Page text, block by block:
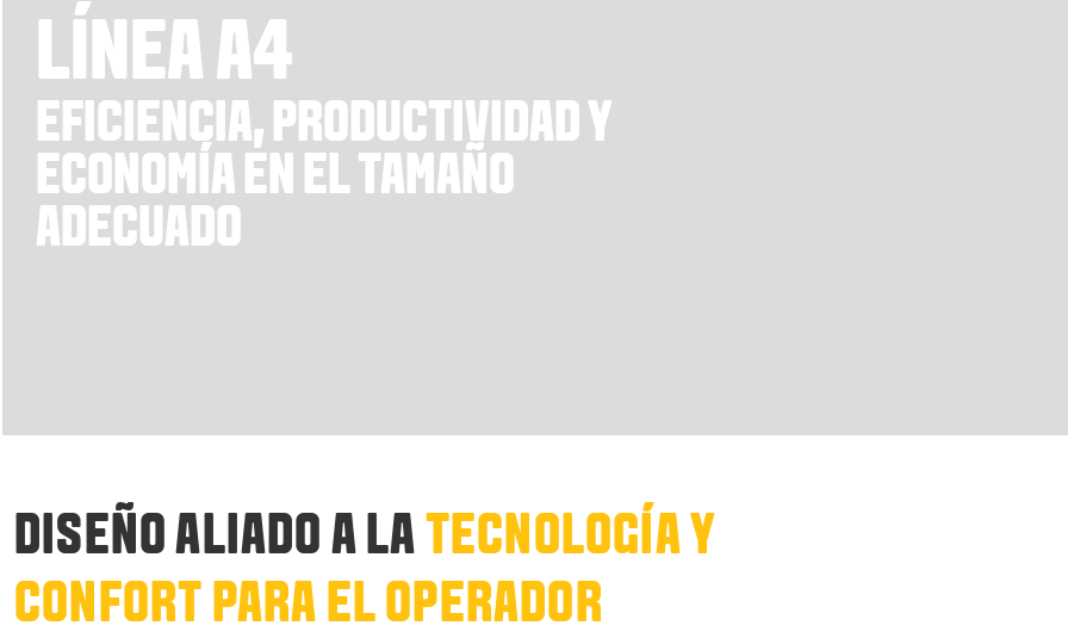
LÍNEA A4
EFICIENCIA, PRODUCTIVIDAD Y
ECONOMÍA EN EL TAMAÑO
ADECUADO
DISEÑO ALIADO A LATECNOLOGÍA Y
CONFORT PARA EL OPERADOR